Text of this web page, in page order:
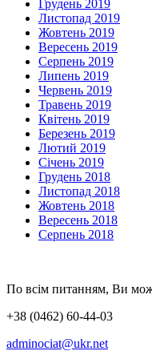
Грудень 2019
Листопад 2019
Жовтень 2019
Вересень 2019
Серпень 2019
Липень 2019
Червень 2019
Травень 2019
Квітень 2019
Березень 2019
Лютий 2019
Січень 2019
Грудень 2018
Листопад 2018
Жовтень 2018
Вересень 2018
Серпень 2018
По всім питанням, Ви
+38 (0462) 60-44-03
adminociat@ukr.net